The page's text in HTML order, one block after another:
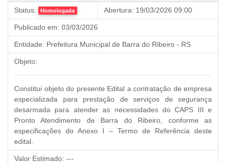
Status: Homologada Abertura: 19/03/2026 09:00
Publicado em: 03/03/2026
Entidade: Prefeitura Municipal de Barra do Ribeiro - RS
Objeto:
Constitui objeto do presente Edital a contratação de empresa
especializada para prestação de serviços de segurança
desarmada para atender as necessidades do CAPS III e
Pronto Atendimento de Barra do Ribeiro, conforme as
especificações do Anexo I – Termo de Referência deste
edital.
Valor Estimado: ---